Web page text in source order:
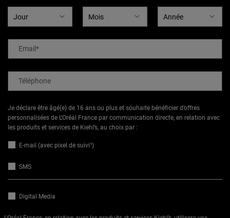
Email*
Téléphone
Je déclare être âgé(e) de 16 ans ou plus et souhaite bénéficier d’offres
personnalisées de L’Oréal France par communication directe, en relation avec
les produits et services de Kiehl’s, au choix par :
E-mail (avec pixel de suivi¹)
SMS
Digital Media